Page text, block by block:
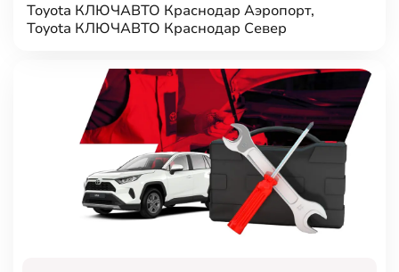
Toyota КЛЮЧАВТО Краснодар Аэропорт,
Toyota КЛЮЧАВТО Краснодар Север